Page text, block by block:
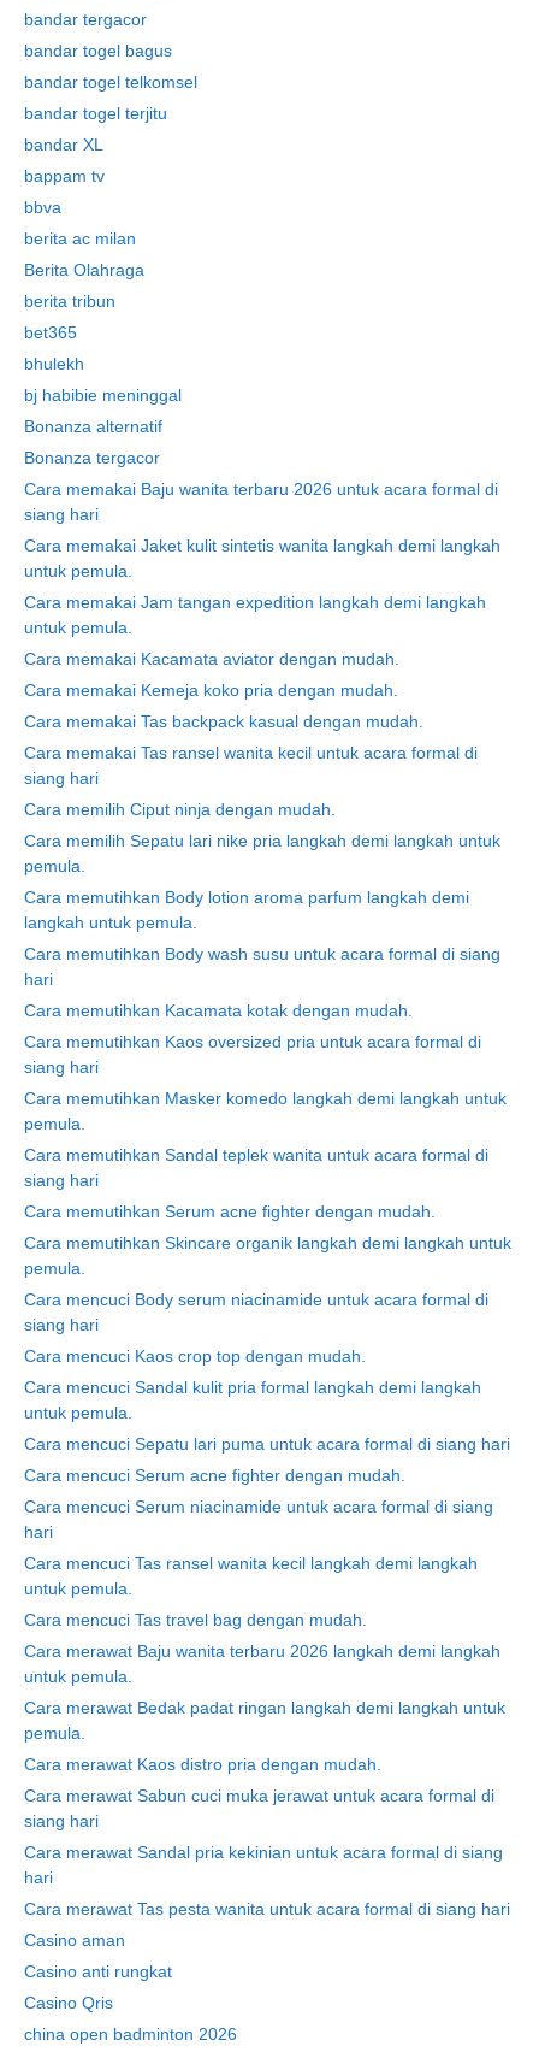
bandar tergacor
bandar togel bagus
bandar togel telkomsel
bandar togel terjitu
bandar XL
bappam tv
bbva
berita ac milan
Berita Olahraga
berita tribun
bet365
bhulekh
bj habibie meninggal
Bonanza alternatif
Bonanza tergacor
Cara memakai Baju wanita terbaru 2026 untuk acara formal di
siang hari
Cara memakai Jaket kulit sintetis wanita langkah demi langkah
untuk pemula.
Cara memakai Jam tangan expedition langkah demi langkah
untuk pemula.
Cara memakai Kacamata aviator dengan mudah.
Cara memakai Kemeja koko pria dengan mudah.
Cara memakai Tas backpack kasual dengan mudah.
Cara memakai Tas ransel wanita kecil untuk acara formal di
siang hari
Cara memilih Ciput ninja dengan mudah.
Cara memilih Sepatu lari nike pria langkah demi langkah untuk
pemula.
Cara memutihkan Body lotion aroma parfum langkah demi
langkah untuk pemula.
Cara memutihkan Body wash susu untuk acara formal di siang
hari
Cara memutihkan Kacamata kotak dengan mudah.
Cara memutihkan Kaos oversized pria untuk acara formal di
siang hari
Cara memutihkan Masker komedo langkah demi langkah untuk
pemula.
Cara memutihkan Sandal teplek wanita untuk acara formal di
siang hari
Cara memutihkan Serum acne fighter dengan mudah.
Cara memutihkan Skincare organik langkah demi langkah untuk
pemula.
Cara mencuci Body serum niacinamide untuk acara formal di
siang hari
Cara mencuci Kaos crop top dengan mudah.
Cara mencuci Sandal kulit pria formal langkah demi langkah
untuk pemula.
Cara mencuci Sepatu lari puma untuk acara formal di siang hari
Cara mencuci Serum acne fighter dengan mudah.
Cara mencuci Serum niacinamide untuk acara formal di siang
hari
Cara mencuci Tas ransel wanita kecil langkah demi langkah
untuk pemula.
Cara mencuci Tas travel bag dengan mudah.
Cara merawat Baju wanita terbaru 2026 langkah demi langkah
untuk pemula.
Cara merawat Bedak padat ringan langkah demi langkah untuk
pemula.
Cara merawat Kaos distro pria dengan mudah.
Cara merawat Sabun cuci muka jerawat untuk acara formal di
siang hari
Cara merawat Sandal pria kekinian untuk acara formal di siang
hari
Cara merawat Tas pesta wanita untuk acara formal di siang hari
Casino aman
Casino anti rungkat
Casino Qris
china open badminton 2026